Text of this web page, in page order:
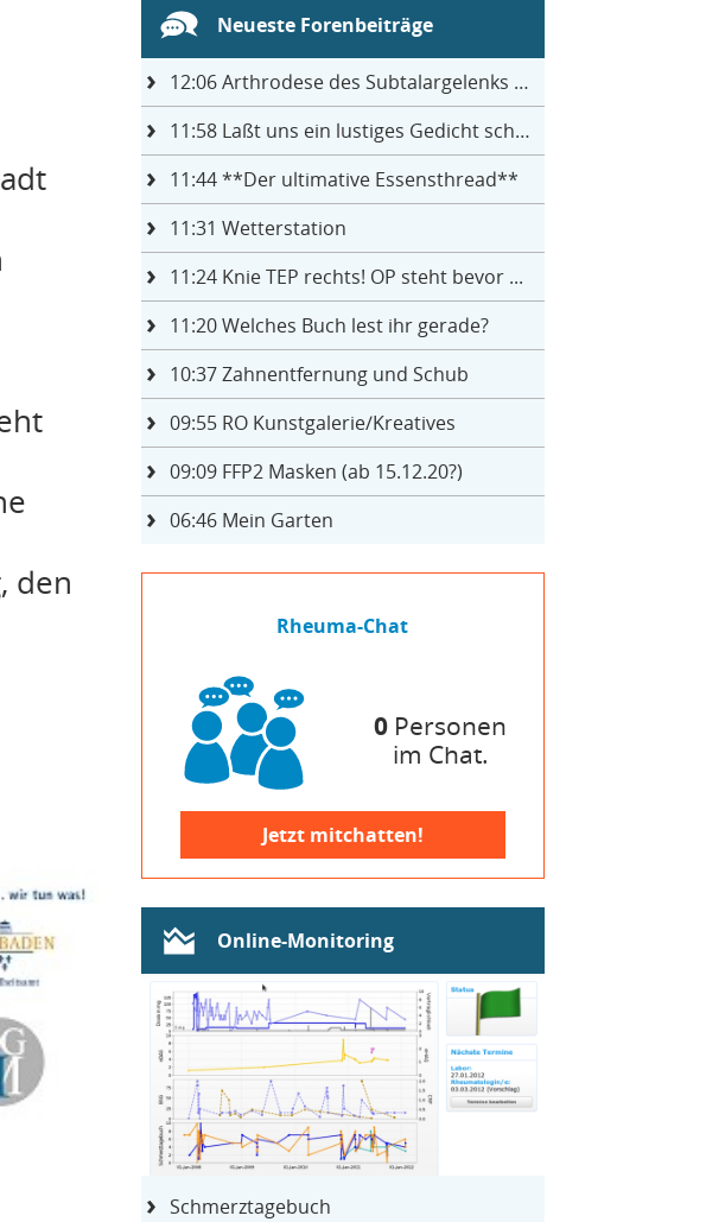
den
Neueste Forenbeiträge
12:06Arthrodese des Subtalargelenks mit 27
11:58Laßt uns ein lustiges Gedicht schreiben- jeder einen Satz
11:44**Der ultimative Essensthread**
11:31 Wetterstation
11:24Knie TEP rechts! OP steht bevor ...
11:20Welches Buch lest ihr gerade?
10:37Zahnentfernung und Schub
09:55RO Kunstgalerie/Kreatives
09:09FFP2 Masken (ab 15.12.20?)
06:46Mein Garten
Rheuma-Chat
0 Personen
im Chat.
Jetzt mitchatten!
Online-Monitoring
Schmerztagebuch